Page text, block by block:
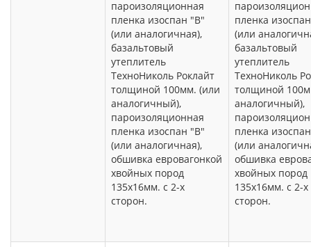
пароизоляционная
пленка изоспан "В"
(или аналогичная),
базальтовый
утеплитель
ТехноНиколь Роклайт
толщиной 100мм. (или
аналогичный),
пароизоляционная
пленка изоспан "В"
(или аналогичная),
обшивка евровагонкой
хвойных пород
135х16мм. с 2-х
сторон.
пленка
(или
базальтовый
утеплитель
ТехноНиколь
толщиной
аналогичный),
пленка
(или
обшивка
хвойных пород
135х16мм. с 2-х
сторон.